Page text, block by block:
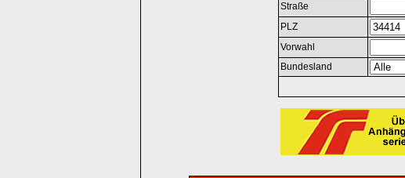
Straße
PLZ
Vorwahl
Bundesland